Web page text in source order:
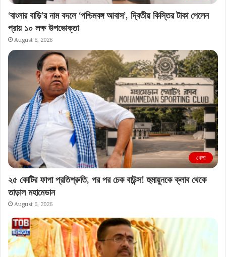
‘বাংলার বাড়ি’র নাম বদলে ‘পশ্চিমবঙ্গ আবাস’, দ্বিতীয় কিস্তির টাকা পেলেন
প্রায় ১০ লক্ষ উপভোক্তা
August 6, 2026
খেলা
২৫ কোটির ফাপা প্রতিশ্রুতি, পর পর চেক বাউন্স! হুমায়ুনকে ক্লাব থেকে
তাড়াল মহামেডান
August 6, 2026